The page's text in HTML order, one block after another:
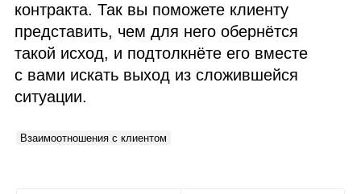
контракта. Так вы поможете клиенту
представить, чем для него обернётся
такой исход, и подтолкнёте его вместе
с вами искать выход из сложившейся
ситуации.
Взаимоотношения с клиентом